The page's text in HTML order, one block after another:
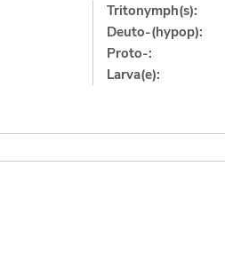
Tritonymph(s):
Deuto-(hypop):
Proto-:
Larva(e):